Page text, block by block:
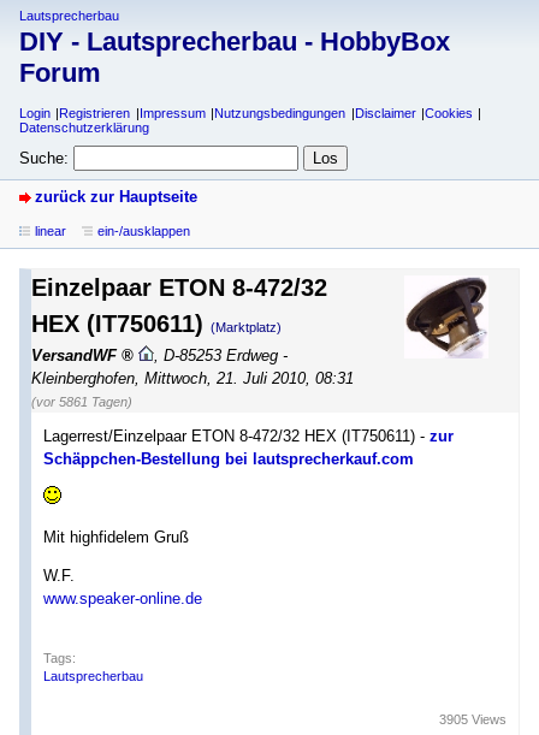
Lautsprecherbau
DIY - Lautsprecherbau - HobbyBox
Forum
Login Registrieren Impressum Nutzungsbedingungen Disclaimer
Cookies
Datenschutzerklärung
Suche:
zurück zur Hauptseite
linear ein-/ausklappen
Einzelpaar ETON 8-472/32
HEX (IT750611) (Marktplatz)
VersandWF
D-85253 Erdweg -
Kleinberghofen Mittwoch, 21. Juli 2010, 08:31
(vor 5861 Tagen)
Lagerrest/Einzelpaar ETON 8-472/32 HEX (IT750611) - zur
Schäppchen-Bestellung bei lautsprecherkauf.com
Mit highfidelem Gruß
W.F.
www.speaker-online.de
Tags:
Lautsprecherbau
3905 Views